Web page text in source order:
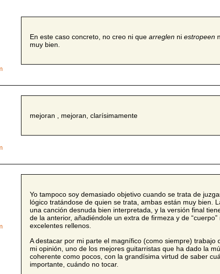
En este caso concreto, no creo ni quearreglen niestropeen
muy bien.
mejoran , mejoran, clarísimamente
Yo tampoco soy demasiado objetivo cuando se trata de
lógico tratándose de quien se trata, ambas están muy bien.
una canción desnuda bien interpretada, y la versión final
de la anterior, añadiéndole un extra de firmeza y de
excelentes rellenos.
A destacar por mi parte el magnífico (como siempre) trabajo
mi opinión, uno de los mejores guitarristas que ha dado la
coherente como pocos, con la grandísima virtud de saber
importante, cuándo no tocar.